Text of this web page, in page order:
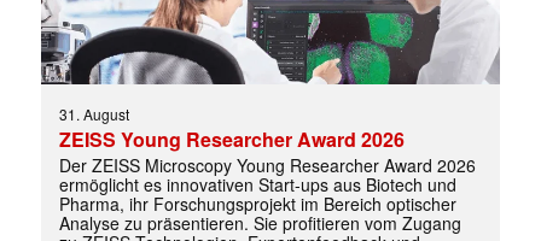
31. August
ZEISS Young Researcher Award 2026
Der ZEISS Microscopy Young Researcher Award 2026
ermöglicht es innovativen Start-ups aus Biotech und
Pharma, ihr Forschungsprojekt im Bereich optischer
Analyse zu präsentieren. Sie profitieren vom Zugang